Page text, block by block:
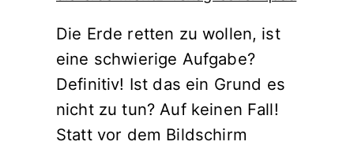
Die Erde retten zu wollen, ist
eine schwierige Aufgabe?
Definitiv! Ist das ein Grund es
nicht zu tun? Auf keinen Fall!
Statt vor dem Bildschirm